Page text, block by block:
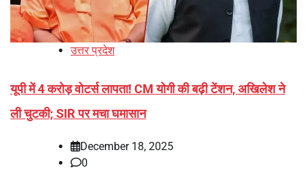
उत्तर प्रदेश
यूपी में 4 करोड़ वोटर्स लापता! CM योगी की बढ़ी टेंशन, अखिलेश ने
ली चुटकी; SIR पर मचा घमासान
December 18, 2025
0